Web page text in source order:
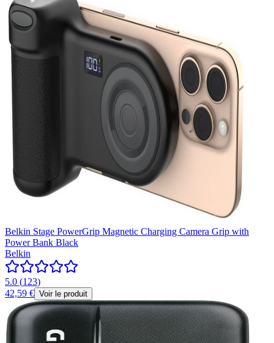
Belkin Stage PowerGrip Magnetic Charging Camera Grip with
Power Bank Black
Belkin
5.0 (123)
42,59 € Voir le produit